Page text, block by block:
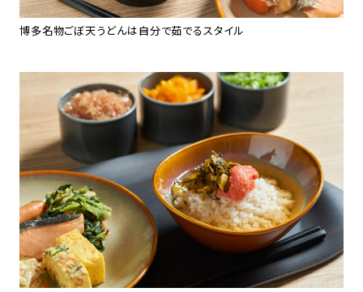
博多名物ごぼ天うどんは自分で茹でるスタイル